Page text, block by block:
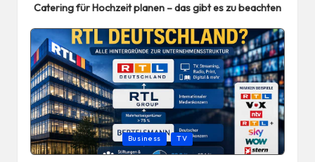
Catering für Hochzeit planen – das gibt es zu beachten
Posted
in
Business TV